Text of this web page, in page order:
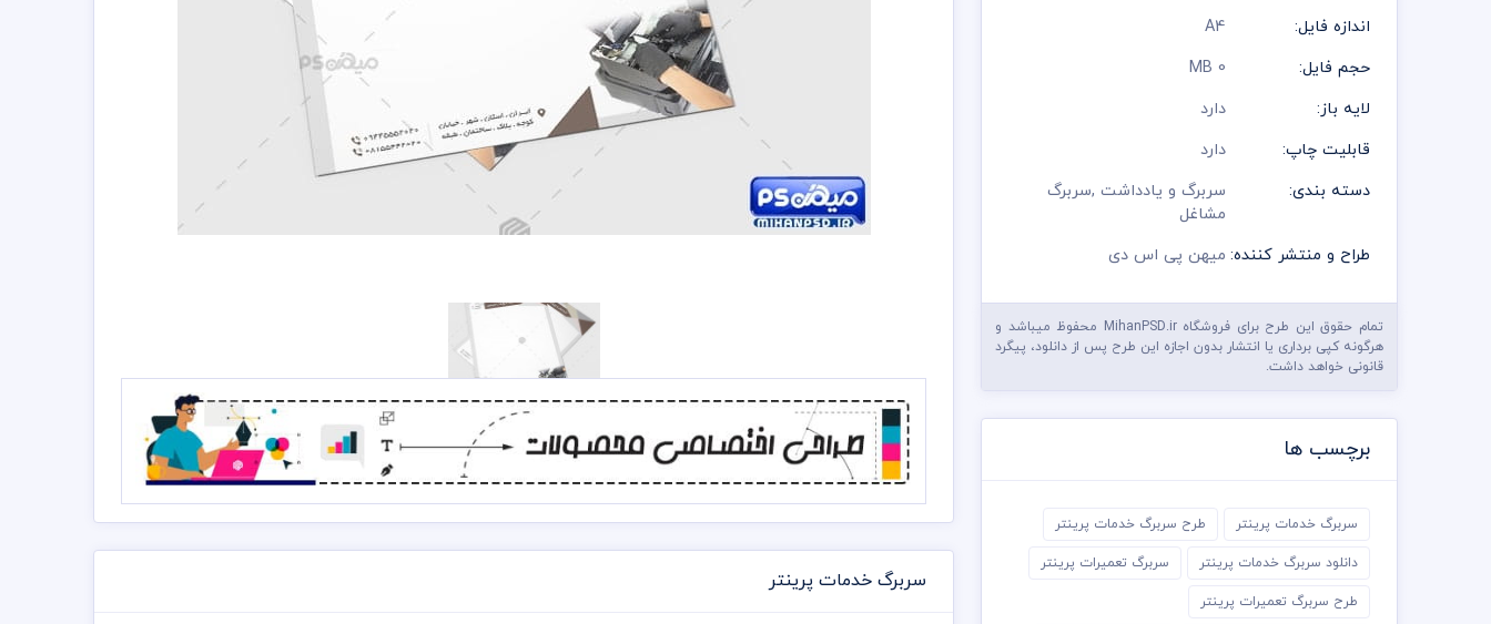
اندازه فایل:
A4
حجم فایل:
0 MB
لایه باز:
دارد
قابلیت چاپ:
دارد
دسته بندی:
سربرگ و یادداشت ,سربرگ
مشاغل
طراح و منتشر کننده: میهن پی اس دی
تمام حقوق این طرح برای فروشگاه MihanPSD.ir محفوظ میباشد و
هرگونه کپی برداری یا انتشار بدون اجازه این طرح پس از دانلود، پیگرد
قانونی خواهد داشت.
برچسب ها
سربرگ خدمات پرینتر طرح سربرگ خدمات پرینتر
دانلود سربرگ خدمات پرینتر سربرگ تعمیرات پرینتر
طرح سربرگ تعمیرات پرینتر
سربرگ خدمات پرینتر